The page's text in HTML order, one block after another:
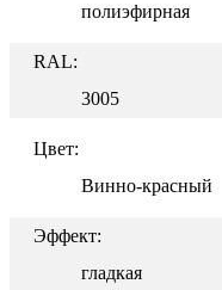
полиэфирная
RAL:
3005
Цвет:
Винно-красный
Эффект:
гладкая